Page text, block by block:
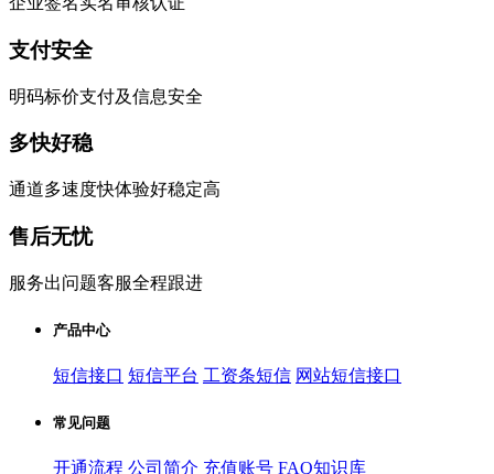
支付安全
明码标价支付及信息安全
多快好稳
通道多速度快体验好稳定高
售后无忧
服务出问题客服全程跟进
产品中心
短信接口 短信平台 工资条短信 网站短信接口
常见问题
开通流程 公司简介 充值账号 FAQ知识库